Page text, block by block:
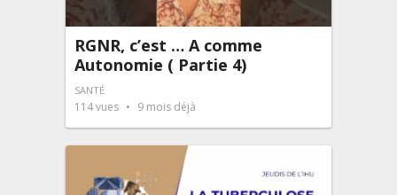
RGNR, c’est … A comme
Autonomie ( Partie 4)
SANTÉ
114vues 9 mois déjà